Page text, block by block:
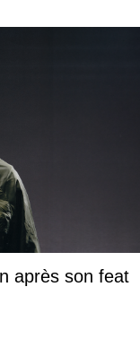
après son feat